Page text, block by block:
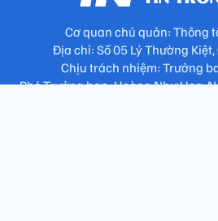
Cơ quan chủ quản: Thông
Địa chỉ: Số 05 Lý Thường
Chịu trách nhiệm: Trưởng
Phó Trưởng ban: Hoàng Như Hoa,